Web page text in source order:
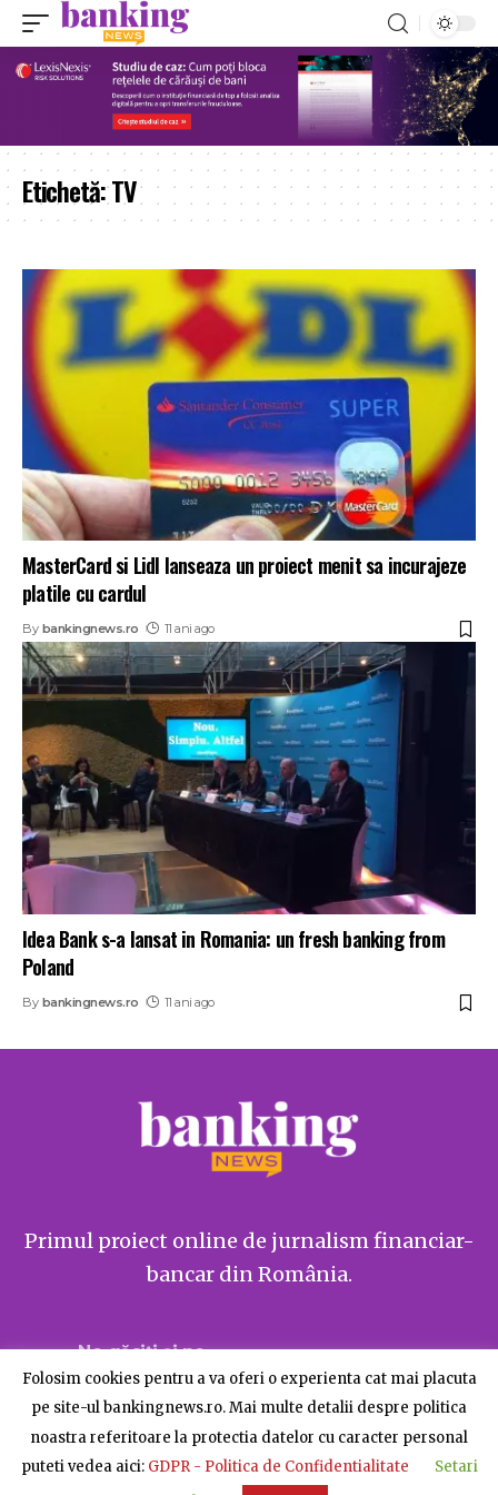
Etichetă:TV
MasterCard si Lidl lanseaza un proiect menit sa incurajeze
platile cu cardul
By bankingnews.ro 11 ani ago
Idea Bank s-a lansat in Romania: un fresh banking from
Poland
By bankingnews.ro 11 ani ago
Primul proiect online de jurnalism financiar-
bancar din România.
Ne găsiți și pe
Despre BankingNews Contact Publicitate
Folosim cookies pentru a va oferi o experienta cat mai placuta
pe site-ul bankingnews.ro. Mai multe detalii despre politica
noastra referitoare la protectia datelor cu caracter personal
puteti vedea aici: GDPR - Politica de Confidentialitate
Setari